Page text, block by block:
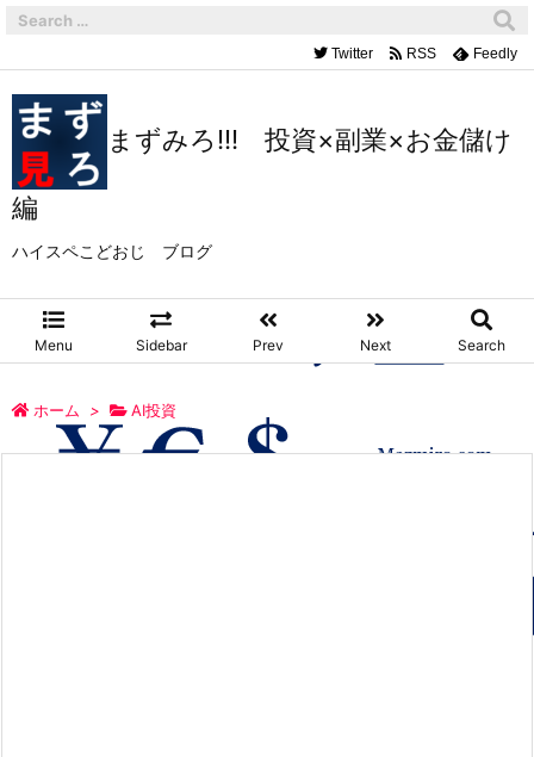
まずみろ!!! 投資×副業×お金儲け
編
ハイスペこどおじ ブログ
Menu Sidebar Prev Next Search
Twitter RSS Feedly
ホーム > AI投資